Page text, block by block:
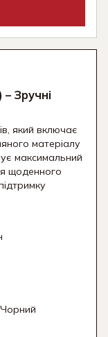
Зручні
який включає
матеріалу
максимальний
щоденного